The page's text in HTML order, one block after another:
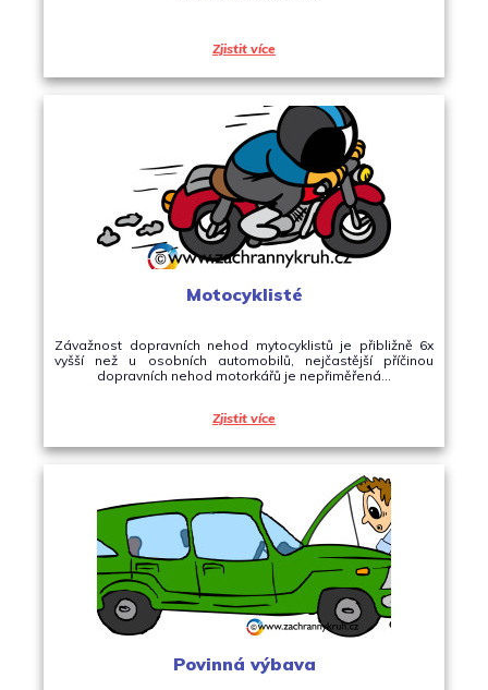
Zjistit více
Motocyklisté
Závažnost dopravních nehod mytocyklistů je přibližně 6x
vyšší než u osobních automobilů, nejčastější příčinou
dopravních nehod motorkářů je nepřiměřená…
Zjistit více
Povinná výbava